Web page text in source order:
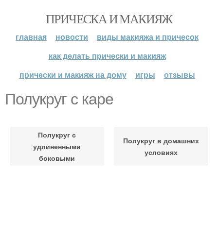
ПРИЧЕСКА И МАКИЯЖ
главная новости
виды макияжа и причесок
как делать прически и макияж
прически и макияж на дому
игры отзывы
Полукруг с каре
Полукруг с
удлиненными
боковыми
Полукруг в домашних
условиях